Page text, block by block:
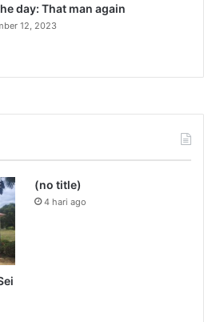
day: That man again
12, 2023
(no title)
4 hari ago